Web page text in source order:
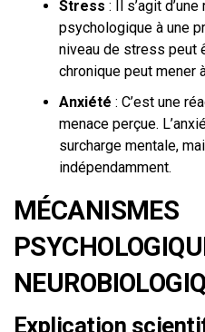
Stress : Il s’agit
psychologique à une
niveau de stress peut
chronique peut mener
Anxiété : C’est une
menace perçue.
surcharge mentale,
indépendamment.
MÉCANISMES
Explication